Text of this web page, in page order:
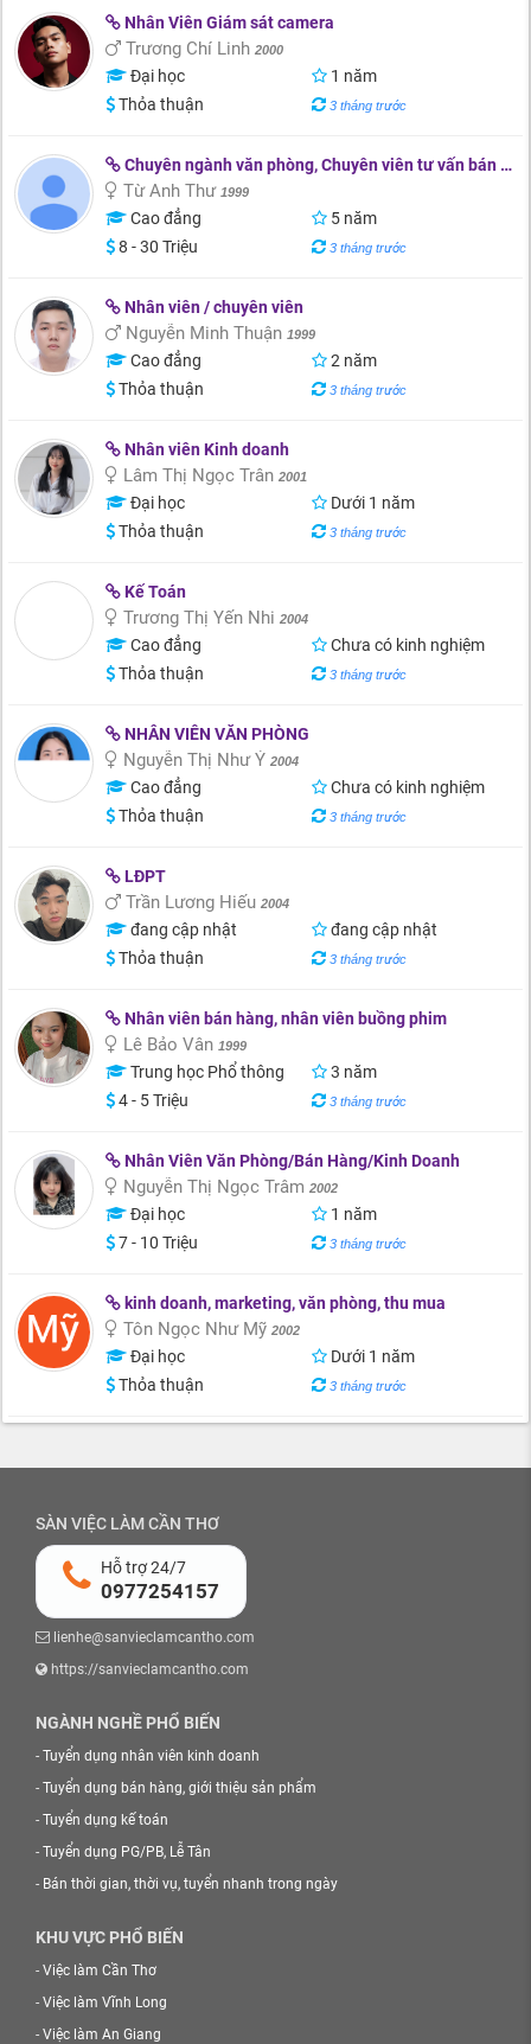
Nhân Viên Giám sát camera
Trương Chí Linh 2000
Đại học
1 năm
Thỏa thuận
3 tháng trước
Chuyên ngành văn phòng, Chuyên viên tư vấn bán hàn
Từ Anh Thư 1999
Cao đẳng
5 năm
8 - 30 Triệu
3 tháng trước
Nhân viên / chuyên viên
Nguyễn Minh Thuận 1999
Cao đẳng
2 năm
Thỏa thuận
3 tháng trước
Nhân viên Kinh doanh
Lâm Thị Ngọc Trân 2001
Đại học
Dưới 1 năm
Thỏa thuận
3 tháng trước
Kế Toán
Trương Thị Yến Nhi 2004
Cao đẳng
Chưa có kinh nghiệm
Thỏa thuận
3 tháng trước
NHÂN VIÊN VĂN PHÒNG
Nguyễn Thị Như Ý 2004
Cao đẳng
Chưa có kinh nghiệm
Thỏa thuận
3 tháng trước
LĐPT
Trần Lương Hiếu 2004
đang cập nhật
đang cập nhật
Thỏa thuận
3 tháng trước
Nhân viên bán hàng, nhân viên buồng phim
Lê Bảo Vân 1999
Trung học Phổ thông
3 năm
4 - 5 Triệu
3 tháng trước
Nhân Viên Văn Phòng/Bán Hàng/Kinh Doanh
Nguyễn Thị Ngọc Trâm 2002
Đại học
1 năm
7 - 10 Triệu
3 tháng trước
kinh doanh, marketing, văn phòng, thu mua
Tôn Ngọc Như Mỹ 2002
Đại học
Dưới 1 năm
Thỏa thuận
3 tháng trước
SÀN VIỆC LÀM CẦN THƠ
Hỗ trợ 24/7
0977254157
lienhe@sanvieclamcantho.com
https://sanvieclamcantho.com
NGÀNH NGHỀ PHỔ BIẾN
- Tuyển dụng nhân viên kinh doanh
- Tuyển dụng bán hàng, giới thiệu sản phẩm
- Tuyển dụng kế toán
- Tuyển dụng PG/PB, Lễ Tân
- Bán thời gian, thời vụ, tuyển nhanh trong ngày
KHU VỰC PHỔ BIẾN
- Việc làm Cần Thơ
- Việc làm Vĩnh Long
- Việc làm An Giang